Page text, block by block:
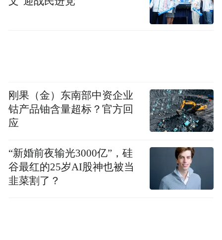
处一起；深入资质企业开展对照 检查，依法
推进发现问题处置，健全问题发现和处理处
确定的承担相关职责的部门实施。
(三)总结提升阶段。12月底前。各市重点围
绕打击非法回收拆解、规范资质企业经营管
理、跨部门长效治理体系建设、支持行业企
业创新发展等方面工作取得的成效及亮点，
存在的困难、不足和问题，全面总结专项治
刚果（金）东南部中资企业
钴产品铀含量超标？官方回
应
“新婚前夜输光3000亿”，硅
谷最红的25岁AI股神也被当
韭菜割了？